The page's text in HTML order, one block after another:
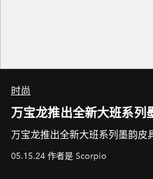
时尚
万宝龙推出全新大班系列
万宝龙推出全新大班系列墨韵皮
05.15.24 作者是 Scorpio